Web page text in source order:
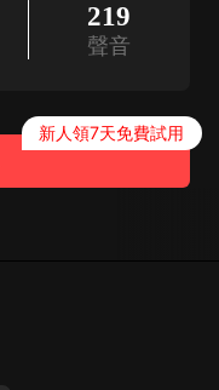
219
聲音
新人領7天免費試用